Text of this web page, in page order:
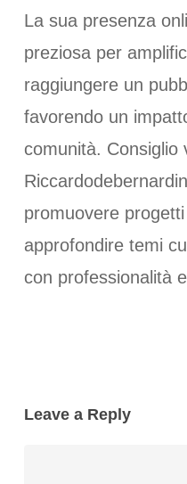
La sua presenza
preziosa per
raggiungere un
favorendo un
comunità. Consiglio
promuovere
approfondire temi
con professionalità
Leave a Reply